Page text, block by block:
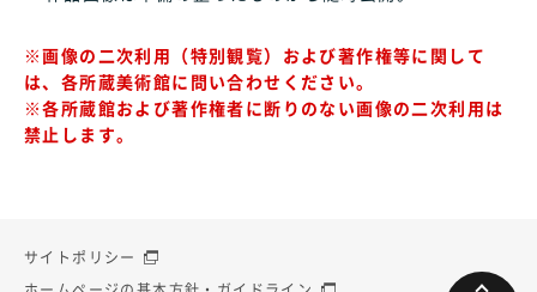
※画像の二次利用（特別観覧）および著作権等に関して
は、各所蔵美術館に問い合わせください。
※各所蔵館および著作権者に断りのない画像の二次利用は
禁止します。
サイトポリシー